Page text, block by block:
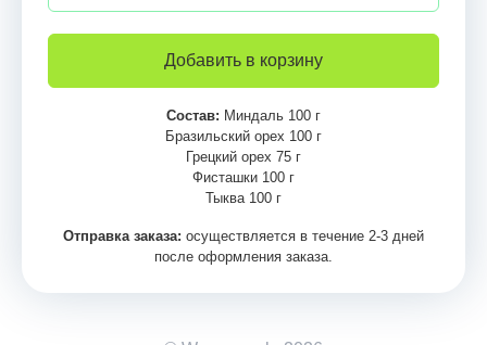
Добавить в корзину
Состав: Миндаль 100 г
Бразильский орех 100 г
Грецкий орех 75 г
Фисташки 100 г
Тыква 100 г
Отправка заказа: осуществляется в течение 2-3 дней
после оформления заказа.